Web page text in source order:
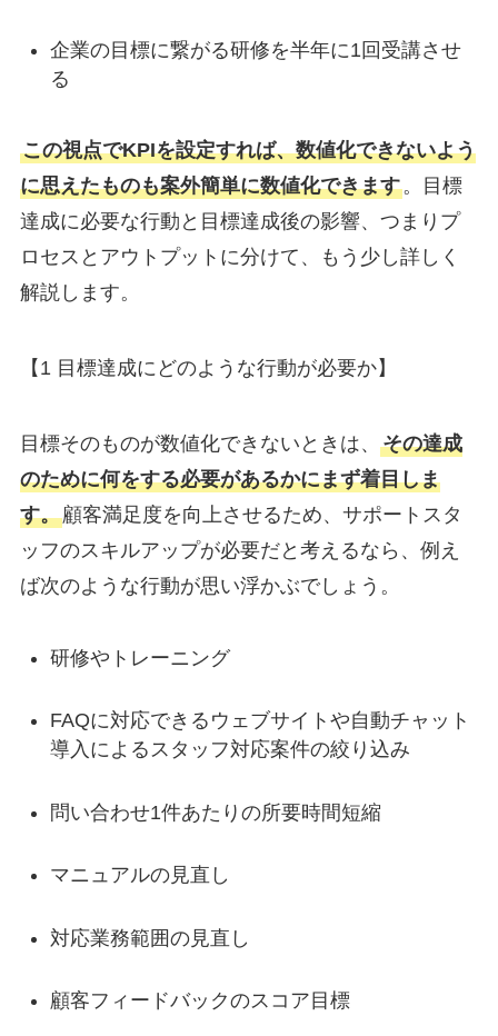
企業の目標に繋がる研修を半年に1回受講させ
る
この視点でKPIを設定すれば、数値化できないよう
に思えたものも案外簡単に数値化できます。目標
達成に必要な行動と目標達成後の影響、つまりプ
ロセスとアウトプットに分けて、もう少し詳しく
解説します。
【1 目標達成にどのような行動が必要か】
目標そのものが数値化できないときは、 その達成
のために何をする必要があるかにまず着目しま
す。顧客満足度を向上させるため、サポートスタ
ッフのスキルアップが必要だと考えるなら、例え
ば次のような行動が思い浮かぶでしょう。
研修やトレーニング
FAQに対応できるウェブサイトや自動チャット
導入によるスタッフ対応案件の絞り込み
問い合わせ1件あたりの所要時間短縮
マニュアルの見直し
対応業務範囲の見直し
顧客フィードバックのスコア目標